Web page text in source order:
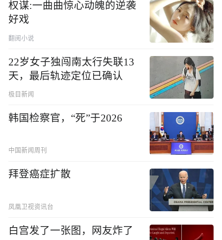
权谋:一曲曲惊心动魄的逆袭
好戏
翻阅小说
22岁女子独闯南太行失联13
天，最后轨迹定位已确认
极目新闻
韩国检察官，“死”于2026
中国新闻周刊
拜登癌症扩散
凤凰卫视资讯台
白宫发了一张图，网友炸了